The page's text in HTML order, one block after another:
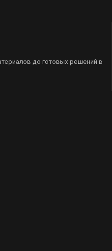
до готовых решений в